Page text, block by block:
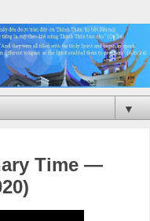
▼
Time —